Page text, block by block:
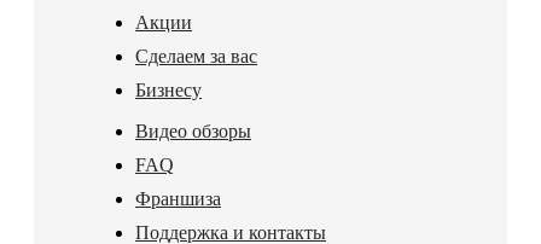
Акции
Сделаем за вас
Бизнесу
Видео обзоры
FAQ
Франшиза
Поддержка и контакты